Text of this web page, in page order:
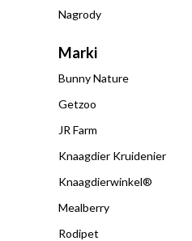
Nagrody
Marki
Bunny Nature
Getzoo
JR Farm
Knaagdier Kruidenier
Knaagdierwinkel®
Mealberry
Rodipet